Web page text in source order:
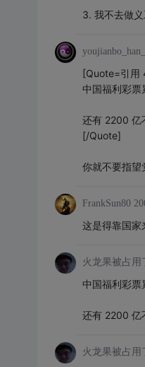
3. 我不去做
[Quote=引用
中国福利彩票
还有 2200 亿
[/Quote]
你就不要指望
FrankSun80
这是得靠国家
火龙果被占用
中国福利彩票
还有 2200 亿
火龙果被占用